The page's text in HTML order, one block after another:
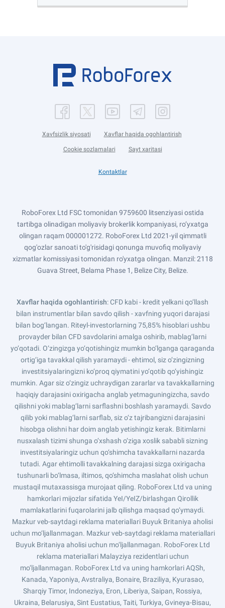
Xavfsizlik siyosati Xavflar haqida ogohlantirish
Cookie sozlamalari Sayt xaritasi
Kontaktlar
RoboForex Ltd FSC tomonidan 9759600 litsenziyasi ostida
tartibga olinadigan moliyaviy brokerlik kompaniyasi, ro‘yxatga
olingan raqam 000001272. RoboForex Ltd 2021-yil qimmatli
qog'ozlar sanoati to'g'risidagi qonunga muvofiq moliyaviy
xizmatlar komissiyasi tomonidan ro'yxatga olingan. Manzil: 2118
Guava Street, Belama Phase 1, Belize City, Belize.
Xavflar haqida ogohlantirish: CFD kabi - kredit yelkani qo‘llash
bilan instrumentlar bilan savdo qilish - xavfning yuqori darajasi
bilan bog‘langan. Riteyl-investorlarning 75,85% hisoblari ushbu
provayder bilan CFD savdolarini amalga oshirib, mablag‘larni
yo‘qotadi. O‘zingizga yo‘qotishingiz mumkin bo‘lganga qaraganda
ortig‘iga tavakkal qilish yaramaydi - ehtimol, siz o‘zingizning
investitsiyalaringizni ko‘proq qiymatini yo‘qotib qo‘yishingiz
mumkin. Agar siz o‘zingiz uchraydigan zararlar va tavakkallarning
haqiqiy darajasini oxirigacha anglab yetmaguningizcha, savdo
qilishni yoki mablag‘larni sarflashni boshlash yaramaydi. Savdo
qilib yoki mablag‘larni sarflab, siz o‘z tajribangizni darajasini
hisobga olishni har doim anglab yetishingiz kerak. Bitimlarni
nusxalash tizimi shunga o‘xshash o‘ziga xoslik sababli sizning
investitsiyalaringiz uchun qo‘shimcha tavakkallarni nazarda
tutadi. Agar ehtimolli tavakkalning darajasi sizga oxirigacha
tushunarli bo‘lmasa, iltimos, qo‘shimcha maslahat olish uchun
mustaqil mutaxassisga murojaat qiling. RoboForex Ltd va uning
hamkorlari mijozlar sifatida YeI/YeIZ/birlashgan Qirollik
mamlakatlarini fuqarolarini jalb qilishga maqsad qo‘ymaydi.
Mazkur veb-saytdagi reklama materiallari Buyuk Britaniya aholisi
uchun mo‘ljallanmagan. Mazkur veb-saytdagi reklama materiallari
Buyuk Britaniya aholisi uchun mo‘ljallanmagan. RoboForex Ltd
reklama materiallari Malayziya rezidentlari uchun
mo‘ljallanmagan. RoboForex Ltd va uning hamkorlari AQSh,
Kanada, Yaponiya, Avstraliya, Bonaire, Braziliya, Kyurasao,
Sharqiy Timor, Indoneziya, Eron, Liberiya, Saipan, Rossiya,
Ukraina, Belarusiya, Sint Eustatius, Taiti, Turkiya, Gvineya-Bisau,